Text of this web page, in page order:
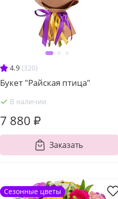
4.9 (320)
Букет "Райская птица"
В наличии
7 880 ₽
Заказать
Сезонные цветы